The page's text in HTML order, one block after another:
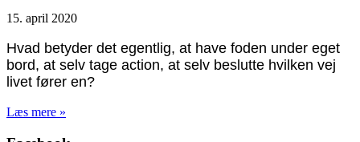
15. april 2020
Hvad betyder det egentlig, at have foden under eget
bord, at selv tage action, at selv beslutte hvilken vej
livet fører en?
Læs mere »